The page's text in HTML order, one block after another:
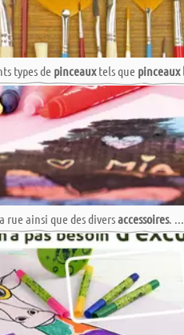
types de pinceauxtels que pinceaux
ainsi que des diversaccessoires. ...